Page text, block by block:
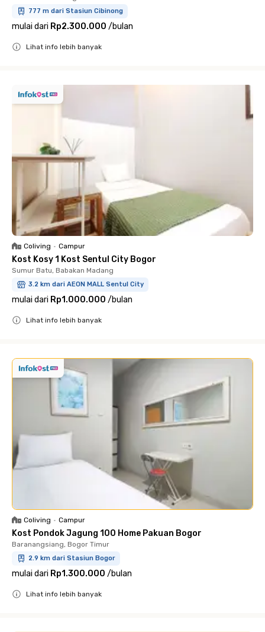
777 m dari Stasiun Cibinong
mulai dari Rp2.300.000 /bulan
Lihat info lebih banyak
Coliving • Campur
Kost Kosy 1 Kost Sentul City Bogor
Sumur Batu, Babakan Madang
3.2 km dari AEON MALL Sentul City
mulai dari Rp1.000.000 /bulan
Lihat info lebih banyak
Coliving • Campur
Kost Pondok Jagung 100 Home Pakuan Bogor
Baranangsiang, Bogor Timur
2.9 km dari Stasiun Bogor
mulai dari Rp1.300.000 /bulan
Lihat info lebih banyak